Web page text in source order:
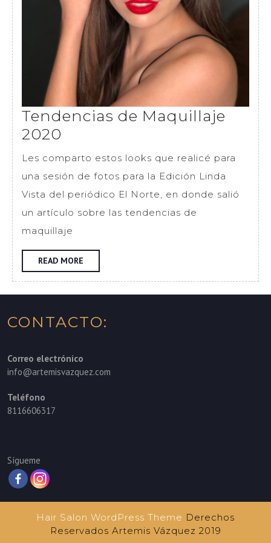
Tendencias de Maquillaje
2020
de
Maquillaje
2020
Les comparto estos looks que realicé para
una sesión de fotos para la Edición Linda
Vista del periódico El Norte, en donde salió
un artículo sobre las tendencias de
maquillaje
READ MORE
MORE
CONTACTO:
Correo electrónico
info@artemisvazquez.com
Teléfono
8116606317
Sígueme
Hair Salon WordPress Theme Derechos
Reservados Artemis Vázquez 2019